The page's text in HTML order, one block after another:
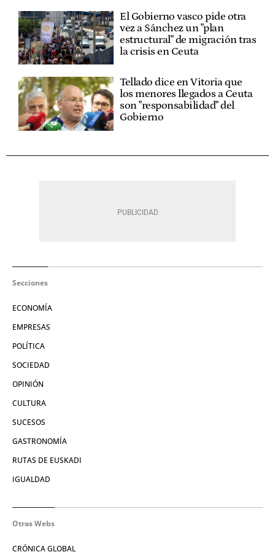
El Gobierno vasco pide otra
vez a Sánchez un "plan
estructural" de migración tras
la crisis en Ceuta
Tellado dice en Vitoria que
los menores llegados a Ceuta
son "responsabilidad" del
Gobierno
Secciones
ECONOMÍA
EMPRESAS
POLÍTICA
SOCIEDAD
OPINIÓN
CULTURA
SUCESOS
GASTRONOMÍA
RUTAS DE EUSKADI
IGUALDAD
Otras Webs
CRÓNICA GLOBAL